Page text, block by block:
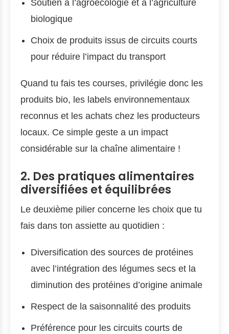
Soutien à l’agroécologie et à l’agriculture
biologique
Choix de produits issus de circuits courts
pour réduire l’impact du transport
Quand tu fais tes courses, privilégie donc les
produits bio, les labels environnementaux
reconnus et les achats chez les producteurs
locaux. Ce simple geste a un impact
considérable sur la chaîne alimentaire !
2. Des pratiques alimentaires
diversifiées et équilibrées
Le deuxième pilier concerne les choix que tu
fais dans ton assiette au quotidien :
Diversification des sources de protéines
avec l’intégration des légumes secs et la
diminution des protéines d’origine animale
Respect de la saisonnalité des produits
Préférence pour les circuits courts de